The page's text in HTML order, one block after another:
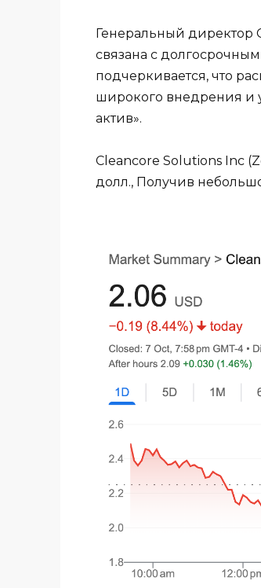
Генеральный директор
связана с
подчеркивается, что
широкого внедрения и
актив».
Cleancore Solutions Inc
долл., Получив